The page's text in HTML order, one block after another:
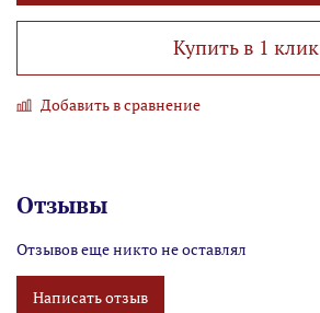
Купить в 1 клик
Добавить в сравнение
Отзывы
Отзывов еще никто не оставлял
Написать отзыв